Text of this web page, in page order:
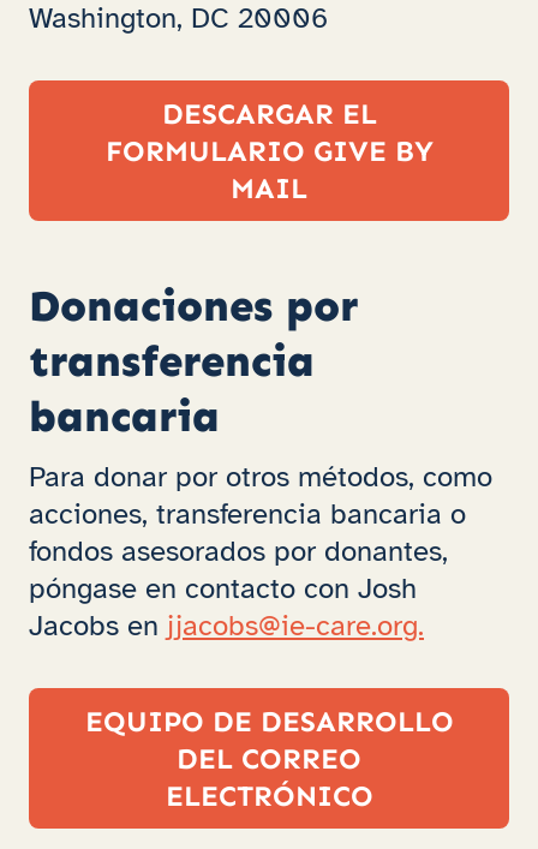
Washington, DC 20006
DESCARGAR EL
FORMULARIO GIVE BY
MAIL
Donaciones por
transferencia
bancaria
Para donar por otros métodos, como
acciones, transferencia bancaria o
fondos asesorados por donantes,
póngase en contacto con Josh
Jacobs en jjacobs@ie-care.org.
EQUIPO DE DESARROLLO
DEL CORREO
ELECTRÓNICO